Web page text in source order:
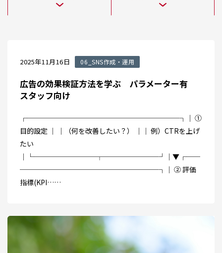
2025年11月16日 06_SNS作成・運用
広告の効果検証方法を学ぶ パラメーター有
スタッフ向け
┌──────────────────────┐│ ①
目的設定 │ │（何を改善したい？） ││ 例）CTRを上げ
たい
│└─────────┬────────┘│▼┌──
────────────────────┐│ ② 評価
指標(KPI……